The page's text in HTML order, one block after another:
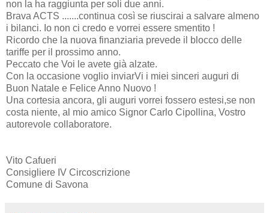
non la ha raggiunta per soli due anni.
Brava ACTS .......continua così se riuscirai a salvare almeno
i bilanci. Io non ci credo e vorrei essere smentito !
Ricordo che la nuova finanziaria prevede il blocco delle
tariffe per il prossimo anno.
Peccato che Voi le avete già alzate.
Con la occasione voglio inviarVi i miei sinceri auguri di
Buon Natale e Felice Anno Nuovo !
Una cortesia ancora, gli auguri vorrei fossero estesi,se non
costa niente, al mio amico Signor Carlo Cipollina, Vostro
autorevole collaboratore.
Vito Cafueri
Consigliere IV Circoscrizione
Comune di Savona